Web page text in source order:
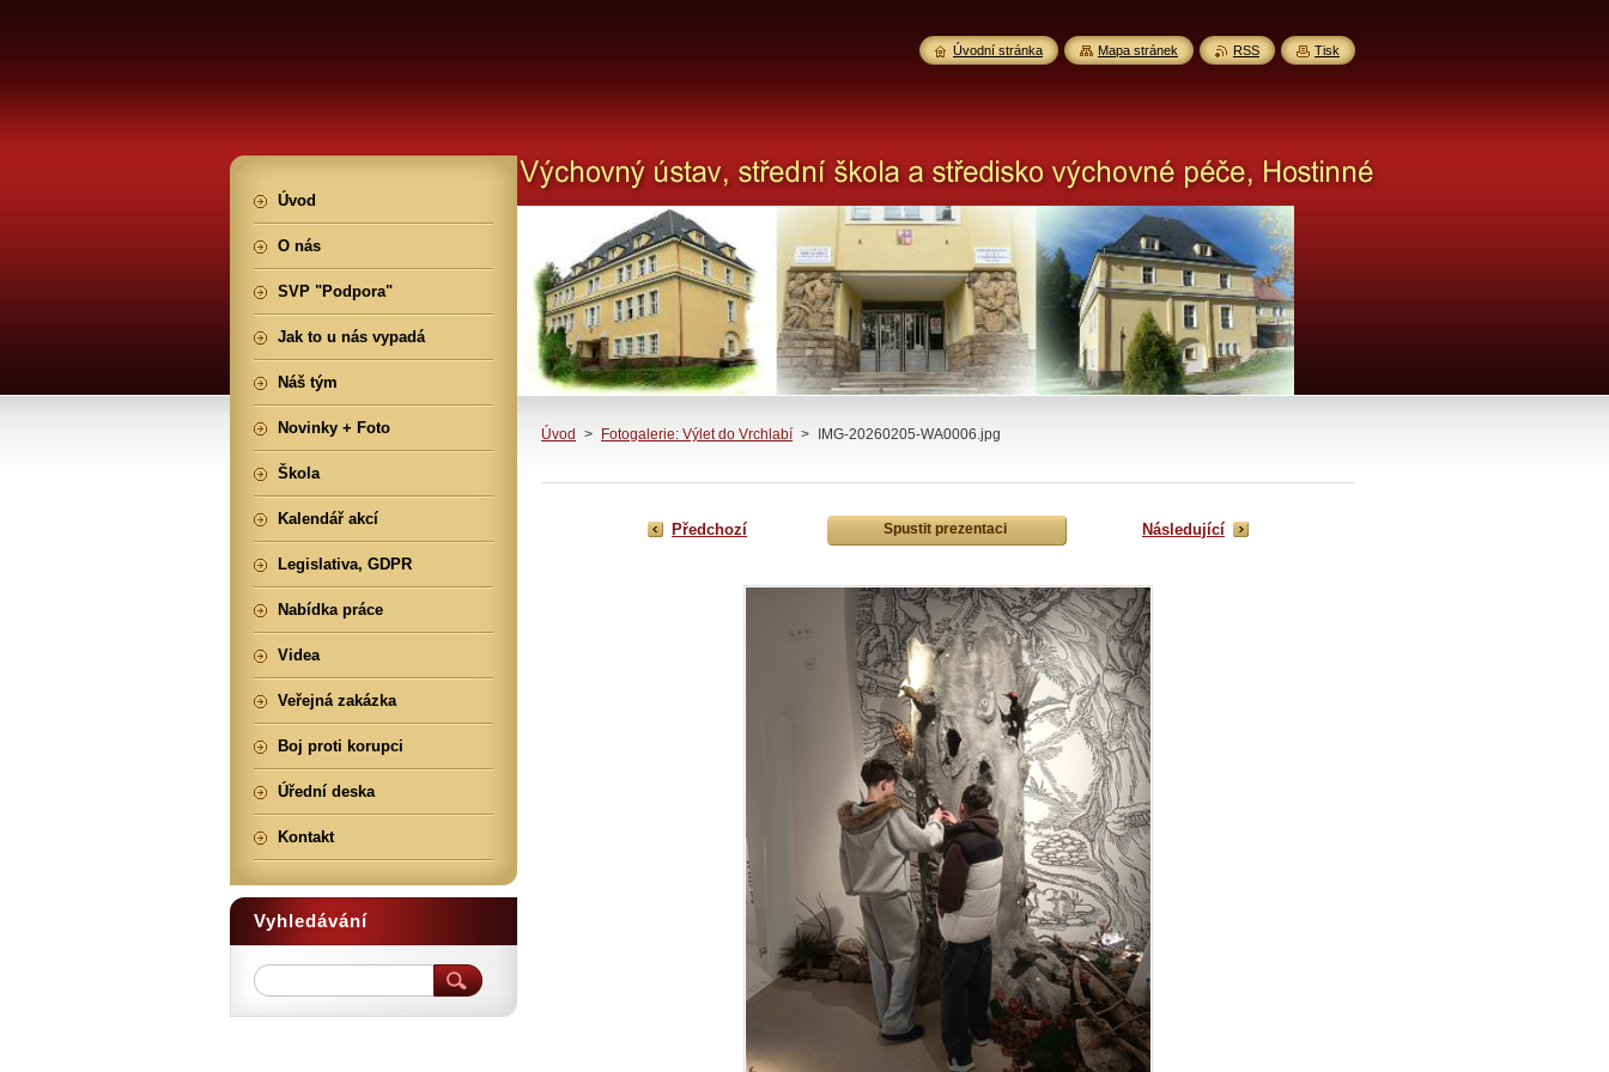
Úvod > Fotogalerie: Výlet do Vrchlabí > IMG-20260205-WA0006.jpg
Předchozí Spustit prezentaci Následující
Úvod
O nás
SVP "Podpora"
Jak to u nás vypadá
Náš tým
Novinky + Foto
Škola
Kalendář akcí
Legislativa, GDPR
Nabídka práce
Videa
Veřejná zakázka
Boj proti korupci
Úřední deska
Kontakt
Vyhledávání
Úvodní stránka Mapa stránek RSS Tisk